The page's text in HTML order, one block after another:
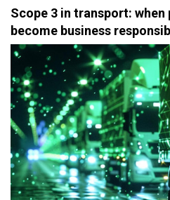
Scope 3 in transport:
become business